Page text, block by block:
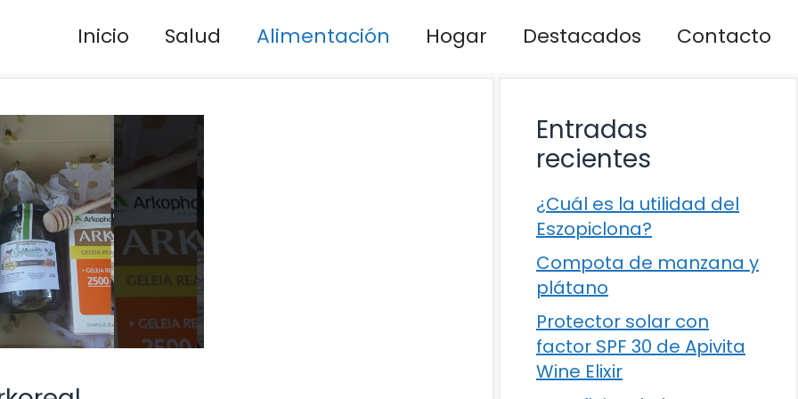
Inicio Salud Alimentación Hogar Destacados Contacto
Entradas
recientes
¿Cuál es la utilidad del
Eszopiclona?
Compota de manzana y
plátano
Protector solar con
factor SPF 30 de Apivita
Wine Elixir